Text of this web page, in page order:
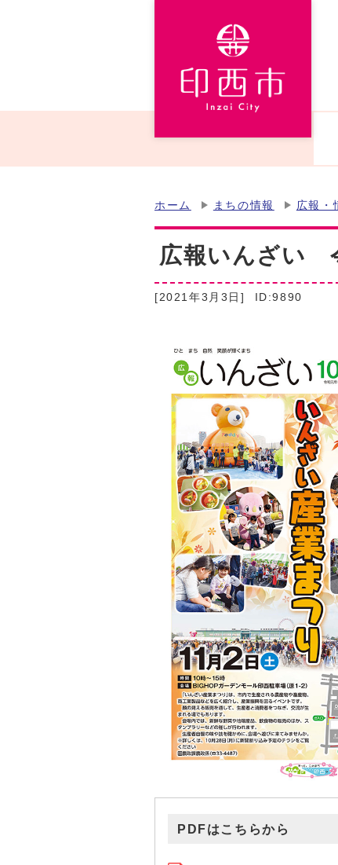
ホーム まちの情報 広報・
広報いんざい
[2021年3月3日] ID:9890
PDFはこちらから